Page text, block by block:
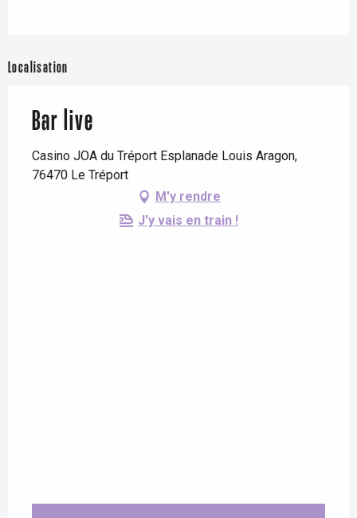
Localisation
Bar live
Casino JOA du Tréport Esplanade Louis Aragon,
76470 Le Tréport
M'y rendre
J'y vais en train !